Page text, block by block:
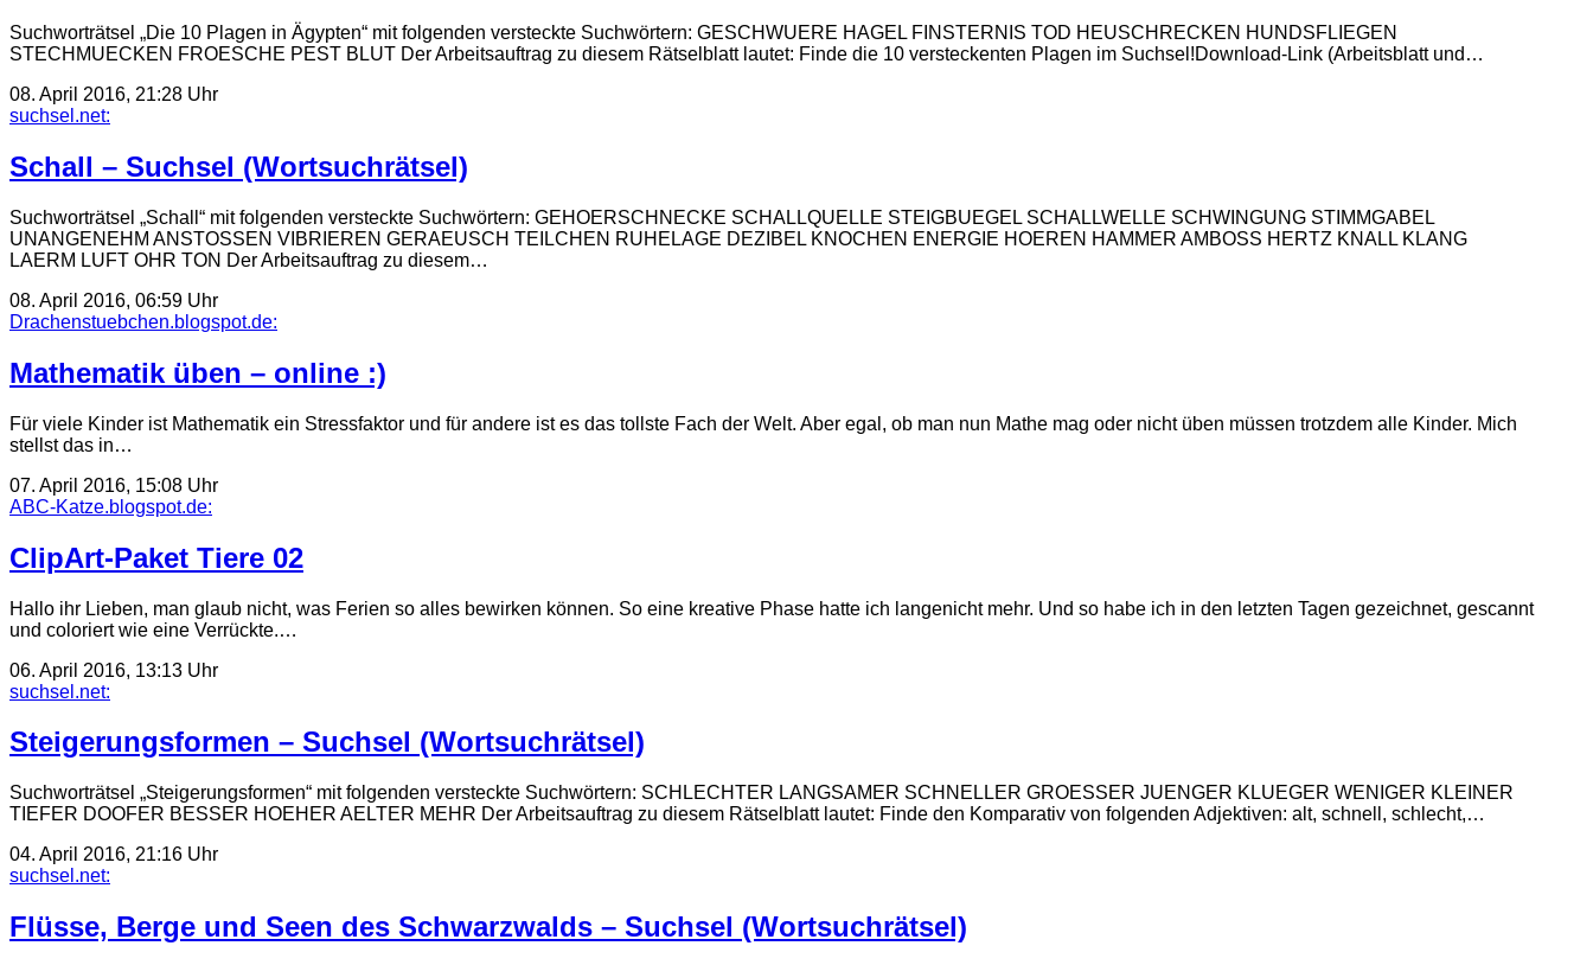
Suchworträtsel „Die 10 Plagen in Ägypten“ mit folgenden versteckte Suchwörtern: GESCHWUERE HAGEL FINSTERNIS TOD HEUSCHRECKEN HUNDSFLIEGEN
STECHMUECKEN FROESCHE PEST BLUT Der Arbeitsauftrag zu diesem Rätselblatt lautet: Finde die 10 versteckenten Plagen im Suchsel!Download-Link (Arbeitsblatt und…
08. April 2016, 21:28 Uhr
suchsel.net:
Schall – Suchsel (Wortsuchrätsel)
Suchworträtsel „Schall“ mit folgenden versteckte Suchwörtern: GEHOERSCHNECKE SCHALLQUELLE STEIGBUEGEL SCHALLWELLE SCHWINGUNG STIMMGABEL
UNANGENEHM ANSTOSSEN VIBRIEREN GERAEUSCH TEILCHEN RUHELAGE DEZIBEL KNOCHEN ENERGIE HOEREN HAMMER AMBOSS HERTZ KNALL KLANG
LAERM LUFT OHR TON Der Arbeitsauftrag zu diesem…
08. April 2016, 06:59 Uhr
Drachenstuebchen.blogspot.de:
Mathematik üben – online :)
Für viele Kinder ist Mathematik ein Stressfaktor und für andere ist es das tollste Fach der Welt. Aber egal, ob man nun Mathe mag oder nicht üben müssen trotzdem alle Kinder. Mich
stellst das in…
07. April 2016, 15:08 Uhr
ABC-Katze.blogspot.de:
ClipArt-Paket Tiere 02
Hallo ihr Lieben, man glaub nicht, was Ferien so alles bewirken können. So eine kreative Phase hatte ich langenicht mehr. Und so habe ich in den letzten Tagen gezeichnet, gescannt
und coloriert wie eine Verrückte.…
06. April 2016, 13:13 Uhr
suchsel.net:
Steigerungsformen – Suchsel (Wortsuchrätsel)
Suchworträtsel „Steigerungsformen“ mit folgenden versteckte Suchwörtern: SCHLECHTER LANGSAMER SCHNELLER GROESSER JUENGER KLUEGER WENIGER KLEINER
TIEFER DOOFER BESSER HOEHER AELTER MEHR Der Arbeitsauftrag zu diesem Rätselblatt lautet: Finde den Komparativ von folgenden Adjektiven: alt, schnell, schlecht,…
04. April 2016, 21:16 Uhr
suchsel.net:
Flüsse, Berge und Seen des Schwarzwalds – Suchsel (Wortsuchrätsel)